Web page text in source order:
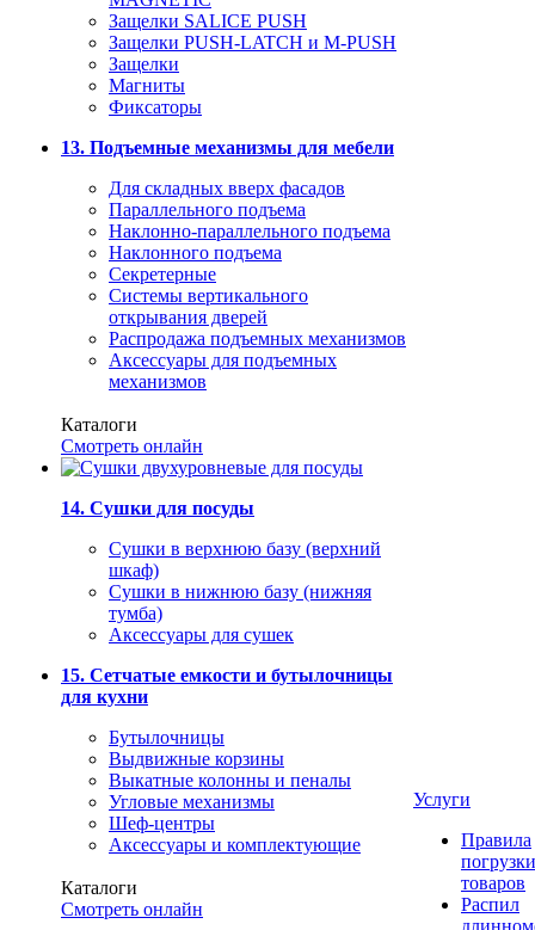
Защелки SALICE PUSH
Защелки PUSH-LATCH и M-PUSH
Защелки
Магниты
Фиксаторы
13. Подъемные механизмы для мебели
Для складных вверх фасадов
Параллельного подъема
Наклонно-параллельного подъема
Наклонного подъема
Секретерные
Системы вертикального
открывания дверей
Распродажа подъемных механизмов
Аксессуары для подъемных
механизмов
Каталоги
Смотреть онлайн
14. Сушки для посуды
Сушки в верхнюю базу (верхний
шкаф)
Сушки в нижнюю базу (нижняя
тумба)
Аксессуары для сушек
15. Сетчатые емкости и бутылочницы
для кухни
Бутылочницы
Выдвижные корзины
Выкатные колонны и пеналы
Угловые механизмы
Шеф-центры
Аксессуары и комплектующие
Каталоги
Смотреть онлайн
Услуги
Правила
погрузки
товаров
Распил